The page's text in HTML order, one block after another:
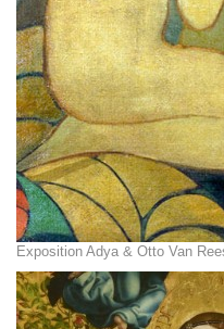
Exposition Adya & Otto Van